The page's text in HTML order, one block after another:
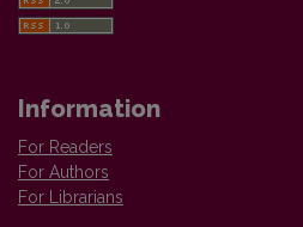
Information
For Readers
For Authors
For Librarians